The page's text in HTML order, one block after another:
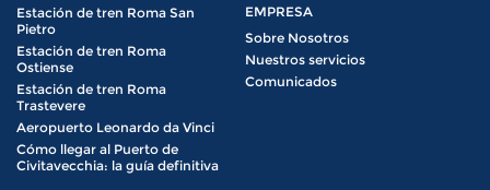
Estación de tren Roma San
Pietro
Estación de tren Roma
Ostiense
Estación de tren Roma
Trastevere
Aeropuerto Leonardo da Vinci
Cómo llegar al Puerto de
Civitavecchia: la guía definitiva
EMPRESA
Sobre Nosotros
Nuestros servicios
Comunicados